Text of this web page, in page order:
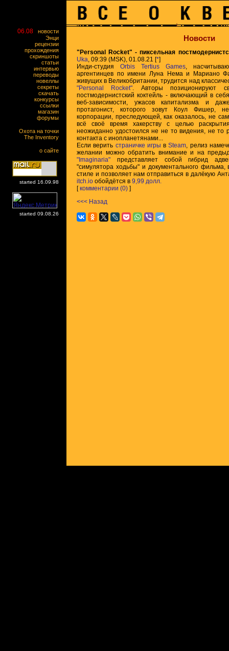
06.08
новости
Энци
рецензии
прохождения
скриншоты
статьи
интервью
переводы
новеллы
секреты
скачать
конкурсы
ссылки
магазин
форумы
Охота на точки
The Inventory
о сайте
started 16.09.98
started 09.08.26
Новости
"Personal Rocket" - пиксельная
Uka, 09:39 (MSK), 01.08.21 [*]
Инди-студия Orbis Tertius Games,
аргентинцев по имени Луна Нема и Мариано
живущих в Великобритании, трудится над
"Personal Rocket". Авторы позиционируют
постмодернистский коктейль - включающий в
веб-зависимости, ужасов капитализма и
протагонист, которого зовут Коул Фишер,
корпорации, преследующей, как оказалось, не
всё своё время хакерству с целью
неожиданно удостоился не не то видения, не то
контакта с инопланетянами...
Если верить страничке игры вSteam, релиз
желании можно обратить внимание и на
"Imaginaria" представляет собой гибрид
"симулятора ходьбы" и документального
стиле и позволяет нам отправиться в далёкую
itch.io обойдётся в 9,99 долл.
[комментарии (0) ]
<<< Назад